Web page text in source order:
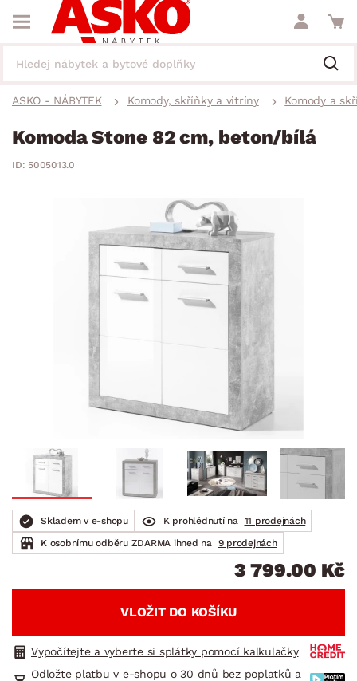
ASKO - NÁBYTEK Komody, skříňky a vitríny Komody a
Komoda Stone 82 cm, beton/bílá
ID: 5005013.0
Skladem v e-shopu K prohlédnutí na
11 prodejnách
K osobnímu odběru ZDARMA ihned na
9 prodejnách
3 799.00 Kč
VLOŽIT DO KOŠÍKU
Vypočítejte a vyberte si splátky pomocí kalkulačky
Odložte platbu v e-shopu o 30 dnů bez poplatků a